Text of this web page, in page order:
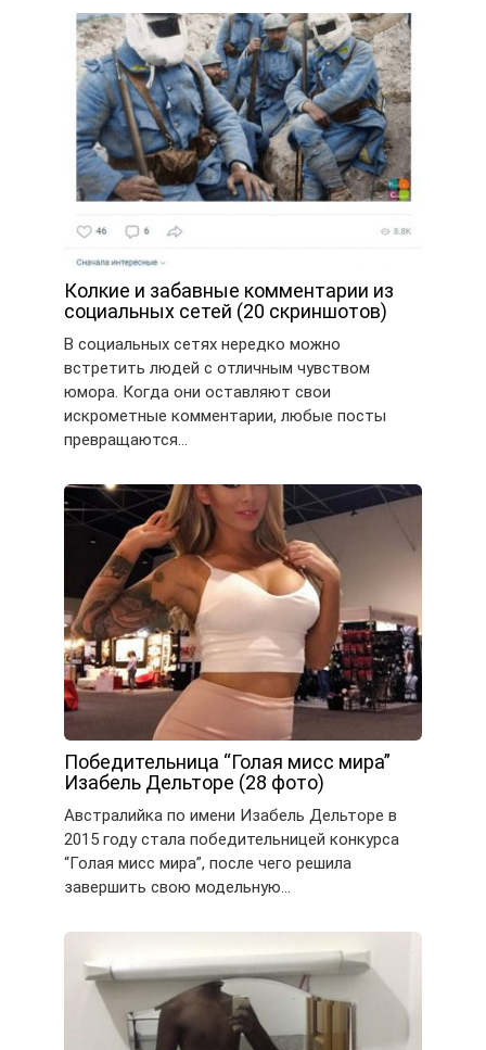
Колкие и забавные комментарии из
социальных сетей (20 скриншотов)
В социальных сетях нередко можно
встретить людей с отличным чувством
юмора. Когда они оставляют свои
искрометные комментарии, любые посты
превращаются…
Победительница “Голая мисс мира”
Изабель Дельторе (28 фото)
Австралийка по имени Изабель Дельторе в
2015 году стала победительницей конкурса
“Голая мисс мира”, после чего решила
завершить свою модельную…